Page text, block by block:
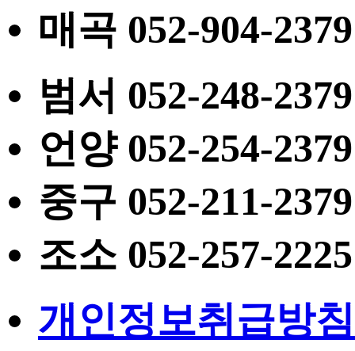
매곡 052-904-2379
범서 052-248-2379
언양 052-254-2379
중구 052-211-2379
조소 052-257-2225
개인정보취급방침